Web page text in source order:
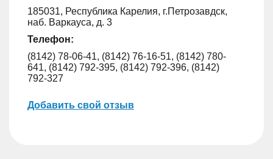
185031, Республика Карелия, г.Петрозавдск,
наб. Варкауса, д. 3
Телефон:
(8142) 78-06-41, (8142) 76-16-51, (8142) 780-
641, (8142) 792-395, (8142) 792-396, (8142)
792-327
Добавить свой отзыв